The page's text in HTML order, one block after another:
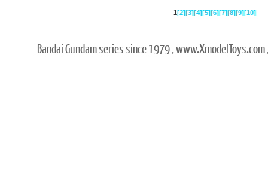
1[2][3][4][5][6][7][8][9][10]
Bandai Gundam series since 1979 ,